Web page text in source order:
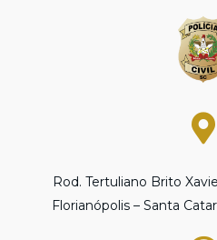
Rod. Tertuliano Brito
Florianópolis – Santa